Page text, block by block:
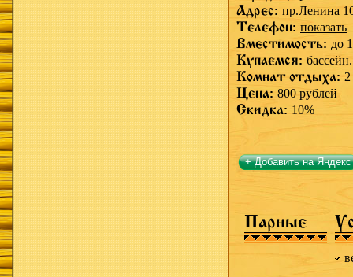
Адрес: пр.Ленина
Телефон: показать
Вместимость: до
Купаемся: бассейн.
Комнат отдыха: 2
Цена: 800 рублей
Скидка: 10%
+ Добавить на Яндекс
Парные